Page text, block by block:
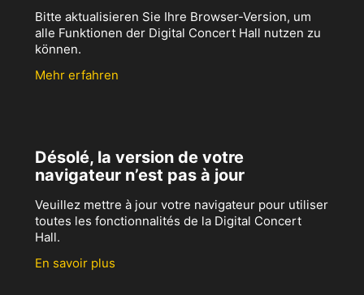
Bitte aktualisieren Sie Ihre Browser-Version, um
alle Funktionen der Digital Concert Hall nutzen zu
können.
Mehr erfahren
Désolé, la version de votre
navigateur n’est pas à jour
Veuillez mettre à jour votre navigateur pour utiliser
toutes les fonctionnalités de la Digital Concert
Hall.
En savoir plus